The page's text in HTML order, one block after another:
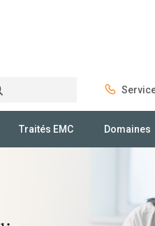
Traités EMC Domaines